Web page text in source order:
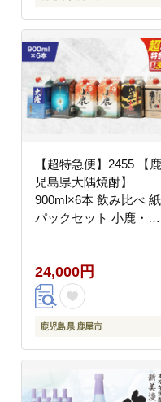
【超特急便】2455 【鹿
児島県大隅焼酎】
900ml×6本 飲み比べ 紙
パックセット 小鹿・大
24,000円
鹿児島県 鹿屋市